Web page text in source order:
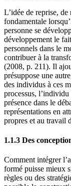
L’idée de reprise,
fondamentale
personne se
développement le
personnels dans le
contribuer à la
(2008, p. 211). Il
présuppose une
des individus à ces
processus,
présence dans le
représentations en
propres et au travail
1.1.3 Des
Comment intégrer
formé puisse mieux
règles ou des